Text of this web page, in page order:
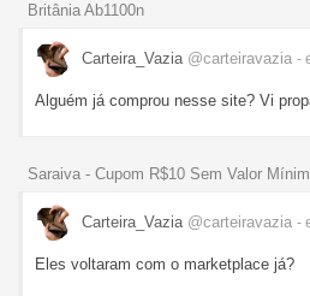
Britânia Ab1100n
Carteira_Vazia @carteiravazia -
Alguém já comprou nesse site? Vi
Saraiva - Cupom R$10 Sem Valor
Carteira_Vazia @carteiravazia -
Eles voltaram com o marketplace já?